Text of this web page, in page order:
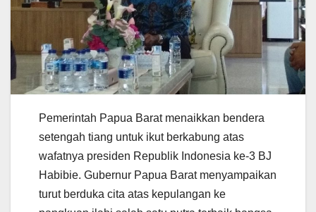
Pemerintah Papua Barat menaikkan bendera
setengah tiang untuk ikut berkabung atas
wafatnya presiden Republik Indonesia ke-3 BJ
Habibie. Gubernur Papua Barat menyampaikan
turut berduka cita atas kepulangan ke